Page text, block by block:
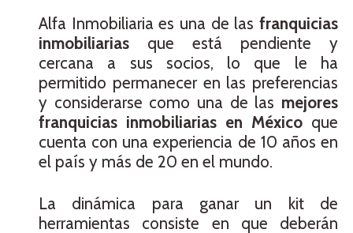
Alfa Inmobiliaria es una de las franquicias
inmobiliarias que está pendiente y
cercana a sus socios, lo que le ha
permitido permanecer en las preferencias
y considerarse como una de las mejores
franquicias inmobiliarias en México que
cuenta con una experiencia de 10 años en
el país y más de 20 en el mundo.
La dinámica para ganar un kit de
herramientas consiste en que deberán